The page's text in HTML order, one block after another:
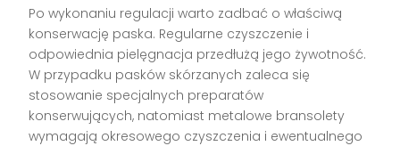
Po wykonaniu regulacji warto zadbać o właściwą
konserwację paska. Regularne czyszczenie i
odpowiednia pielęgnacja przedłużą jego żywotność.
W przypadku pasków skórzanych zaleca się
stosowanie specjalnych preparatów
konserwujących, natomiast metalowe bransolety
wymagają okresowego czyszczenia i ewentualnego